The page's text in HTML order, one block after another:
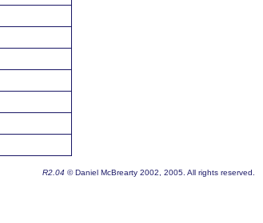
R2.04 © Daniel McBrearty 2002, 2005. All rights reserved.